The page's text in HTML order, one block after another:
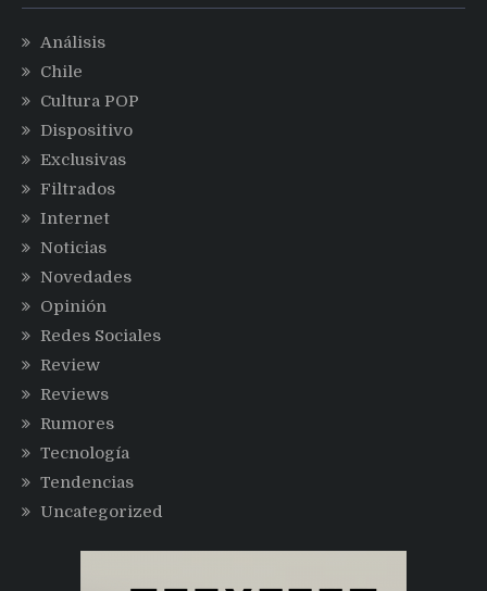
Análisis
Chile
Cultura POP
Dispositivo
Exclusivas
Filtrados
Internet
Noticias
Novedades
Opinión
Redes Sociales
Review
Reviews
Rumores
Tecnología
Tendencias
Uncategorized